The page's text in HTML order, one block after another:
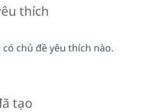
thích
chủ đề yêu thích nào.
tạo